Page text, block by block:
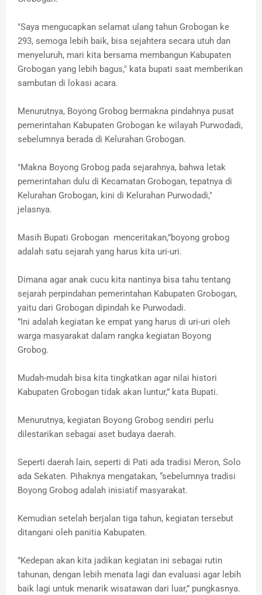
"Saya mengucapkan selamat ulang tahun Grobogan ke
293, semoga lebih baik, bisa sejahtera secara utuh dan
menyeluruh, mari kita bersama membangun Kabupaten
Grobogan yang lebih bagus," kata bupati saat memberikan
sambutan di lokasi acara.
Menurutnya, Boyong Grobog bermakna pindahnya pusat
pemerintahan Kabupaten Grobogan ke wilayah Purwodadi,
sebelumnya berada di Kelurahan Grobogan.
"Makna Boyong Grobog pada sejarahnya, bahwa letak
pemerintahan dulu di Kecamatan Grobogan, tepatnya di
Kelurahan Grobogan, kini di Kelurahan Purwodadi,"
jelasnya.
Masih Bupati Grobogan menceritakan,”boyong grobog
adalah satu sejarah yang harus kita uri-uri.
Dimana agar anak cucu kita nantinya bisa tahu tentang
sejarah perpindahan pemerintahan Kabupaten Grobogan,
yaitu dari Grobogan dipindah ke Purwodadi.
”Ini adalah kegiatan ke empat yang harus di uri-uri oleh
warga masyarakat dalam rangka kegiatan Boyong
Grobog.
Mudah-mudah bisa kita tingkatkan agar nilai histori
Kabupaten Grobogan tidak akan luntur,” kata Bupati.
Menurutnya, kegiatan Boyong Grobog sendiri perlu
dilestarikan sebagai aset budaya daerah.
Seperti daerah lain, seperti di Pati ada tradisi Meron, Solo
ada Sekaten. Pihaknya mengatakan, “sebelumnya tradisi
Boyong Grobog adalah inisiatif masyarakat.
Kemudian setelah berjalan tiga tahun, kegiatan tersebut
ditangani oleh panitia Kabupaten.
”Kedepan akan kita jadikan kegiatan ini sebagai rutin
tahunan, dengan lebih menata lagi dan evaluasi agar lebih
baik lagi untuk menarik wisatawan dari luar,” pungkasnya.